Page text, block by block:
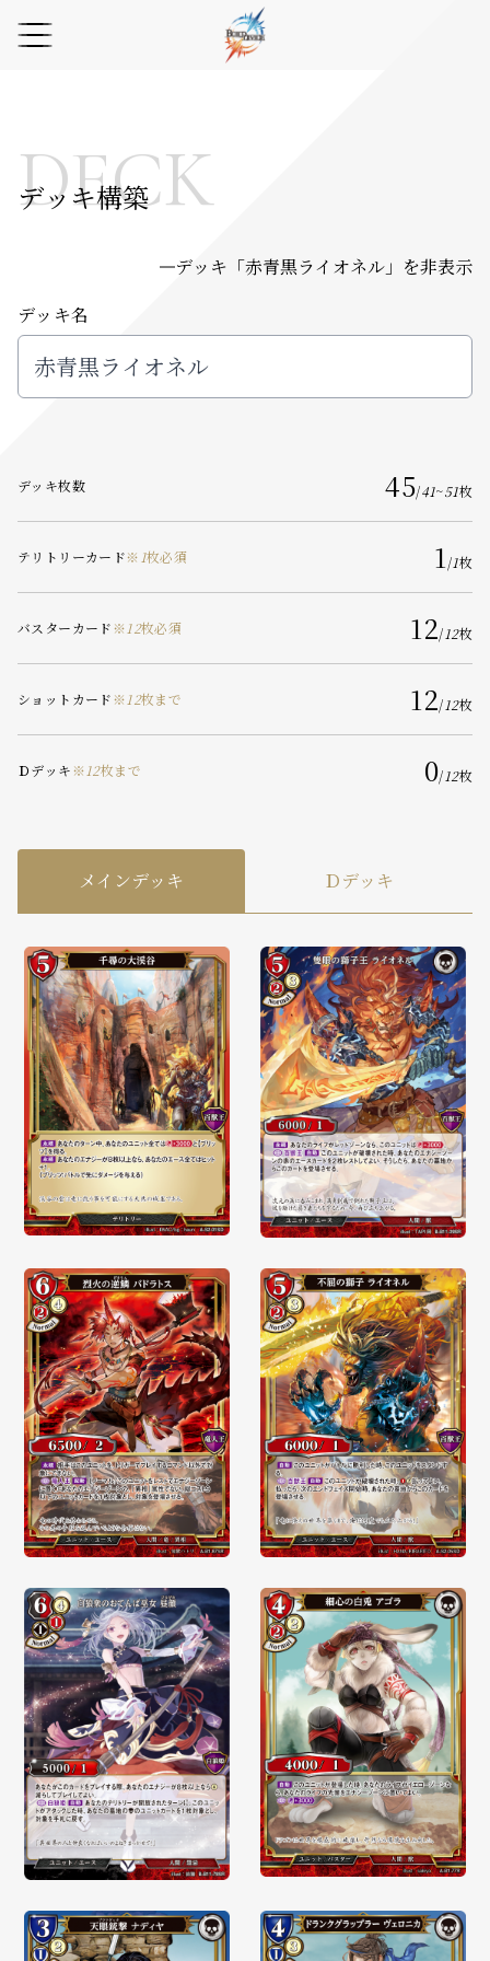
DECK
デッキ構築
デッキ「赤青黒ライオネル 」を非表示
デッキ名
デッキ枚数 45/41~51枚
テリトリーカード※ 1枚必須 1/1枚
バスターカード※ 12枚必須 12/ 12枚
ショットカード※ 12枚まで 12/ 12枚
Ｄデッキ※ 12枚まで 0/ 12枚
メインデッキ Ｄデッキ